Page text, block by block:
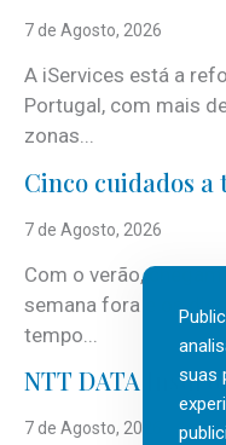
7 de Agosto, 2026
A iServices está a
Portugal, com mais
zonas...
Cinco cuidados a
7 de Agosto, 2026
Com o verão,
semana fora e os
tempo...
NTT DATA
7 de Agosto, 2026
suas